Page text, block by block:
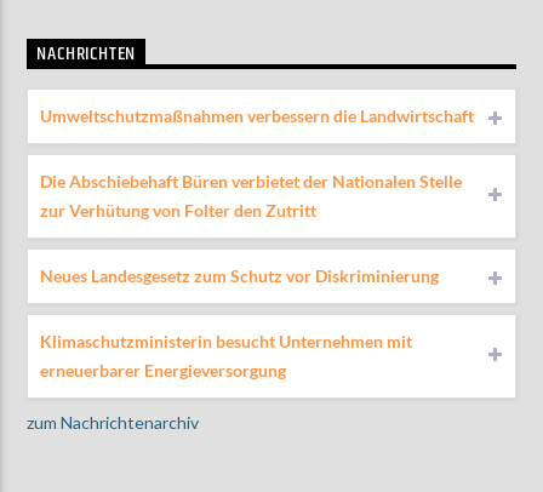
NACHRICHTEN
Umweltschutzmaßnahmen verbessern die Landwirtschaft
Die Abschiebehaft Büren verbietet der Nationalen Stelle
zur Verhütung von Folter den Zutritt
Neues Landesgesetz zum Schutz vor Diskriminierung
Klimaschutzministerin besucht Unternehmen mit
erneuerbarer Energieversorgung
zum Nachrichtenarchiv